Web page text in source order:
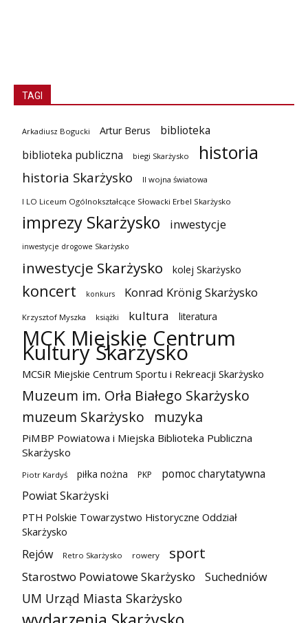
TAGI
Arkadiusz Bogucki Artur Berus
biblioteka
biblioteka publiczna
biegi Skarżysko historia
historia Skarżysko II wojna światowa
I LO Liceum Ogólnokształcące Słowacki Erbel Skarżysko
imprezy Skarżysko inwestycje
inwestycje drogowe Skarżysko
inwestycje Skarżysko kolej Skarżysko
koncert konkurs Konrad Krönig Skarżysko
Krzysztof Myszka książki kultura literatura
MCK Miejskie Centrum
Kultury Skarżysko
MCSiR Miejskie Centrum Sportu i Rekreacji Skarżysko
Muzeum im. Orła Białego Skarżysko
muzeum Skarżysko
muzyka
PiMBP Powiatowa i Miejska Biblioteka Publiczna
Skarżysko
Piotr Kardyś piłka nożna PKP
pomoc charytatywna
Powiat Skarżyski
PTH Polskie Towarzystwo Historyczne Oddział
Skarżysko
Rejów Retro Skarżysko rowery sport
Starostwo Powiatowe Skarżysko Suchedniów
UM Urząd Miasta Skarżysko